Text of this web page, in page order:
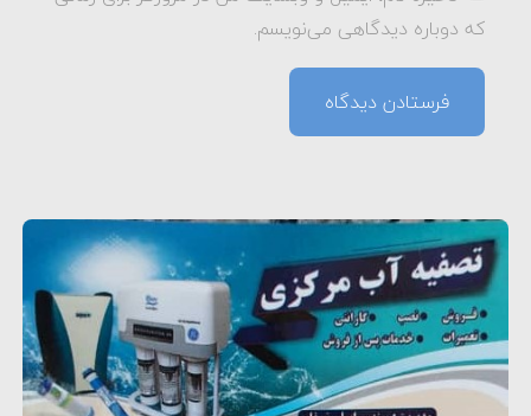
که دوباره دیدگاهی می‌نویسم.